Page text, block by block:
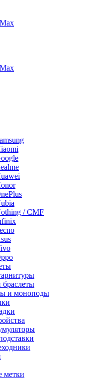
/ CMF
и моноподы
метки